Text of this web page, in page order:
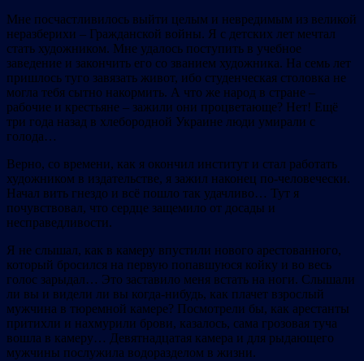
Мне посчастливилось выйти целым и невредимым из великой
неразберихи – Гражданской войны. Я с детских лет мечтал
стать художником. Мне удалось поступить в учебное
заведение и закончить его со званием художника. На семь лет
пришлось туго завязать живот, ибо студенческая столовка не
могла тебя сытно накормить. А что же народ в стране –
рабочие и крестьяне – зажили они процветающе? Нет! Ещё
три года назад в хлебородной Украине люди умирали с
голода…
Верно, со времени, как я окончил институт и стал работать
художником в издательстве, я зажил наконец по-человечески.
Начал вить гнездо и всё пошло так удачливо… Тут я
почувствовал, что сердце защемило от досады и
несправедливости.
Я не слышал, как в камеру впустили нового арестованного,
который бросился на первую попавшуюся койку и во весь
голос зарыдал… Это заставило меня встать на ноги. Слышали
ли вы и видели ли вы когда-нибудь, как плачет взрослый
мужчина в тюремной камере? Посмотрели бы, как арестанты
притихли и нахмурили брови, казалось, сама грозовая туча
вошла в камеру… Девятнадцатая камера и для рыдающего
мужчины послужила водоразделом в жизни.